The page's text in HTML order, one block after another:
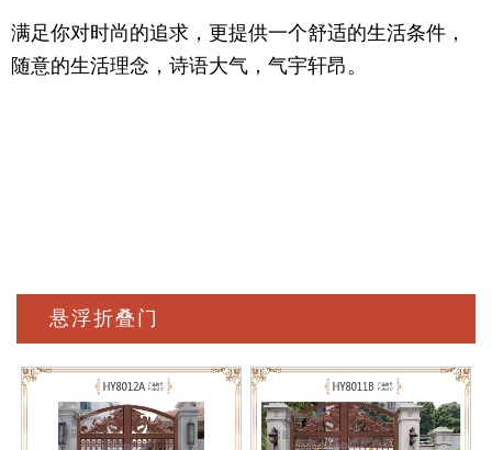
以超越文化和国度的界限，化身显赫的王者贵族,
彰显智感与韵律的完美结合，轻触间独享生活品质。
满足你对时尚的追求，更提供一个舒适的生活条件，
随意的生活理念，诗语大气，气宇轩昂。
悬浮折叠门